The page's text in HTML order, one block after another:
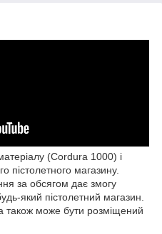
(Cordura 1000) і
пістолетного магазину.
за обсягом дає змогу
який пістолетний магазин.
також може бути розміщений